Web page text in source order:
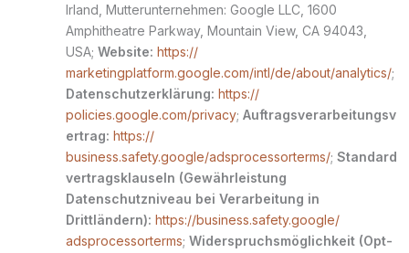
Irland, Mutterunternehmen: Google LLC, 1600
Amphitheatre Parkway, Mountain View, CA 94043,
USA; Website: https://
marketingplatform.google.com/intl/de/about/analytics/;
Datenschutzerklärung: https://
policies.google.com/privacy; Auftragsverarbeitungsv
ertrag: https://
business.safety.google/adsprocessorterms/; Standard
vertragsklauseln (Gewährleistung
Datenschutzniveau bei Verarbeitung in
Drittländern): https://business.safety.google/
adsprocessorterms; Widerspruchsmöglichkeit (Opt-